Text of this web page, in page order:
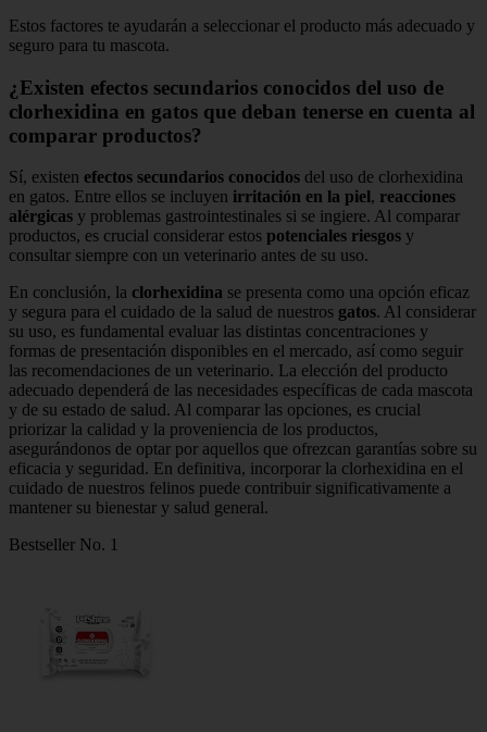
Estos factores te ayudarán a seleccionar el producto más adecuado y
seguro para tu mascota.
¿Existen efectos secundarios conocidos del uso de
clorhexidina en gatos que deban tenerse en cuenta al
comparar productos?
Sí, existen efectos secundarios conocidos del uso de clorhexidina
en gatos. Entre ellos se incluyen irritación en la piel , reacciones
alérgicas y problemas gastrointestinales si se ingiere. Al comparar
productos, es crucial considerar estos potenciales riesgos y
consultar siempre con un veterinario antes de su uso.
En conclusión, la clorhexidina se presenta como una opción eficaz
y segura para el cuidado de la salud de nuestros gatos. Al considerar
su uso, es fundamental evaluar las distintas concentraciones y
formas de presentación disponibles en el mercado, así como seguir
las recomendaciones de un veterinario. La elección del producto
adecuado dependerá de las necesidades específicas de cada mascota
y de su estado de salud. Al comparar las opciones, es crucial
priorizar la calidad y la proveniencia de los productos,
asegurándonos de optar por aquellos que ofrezcan garantías sobre su
eficacia y seguridad. En definitiva, incorporar la clorhexidina en el
cuidado de nuestros felinos puede contribuir significativamente a
mantener su bienestar y salud general.
Bestseller No. 1